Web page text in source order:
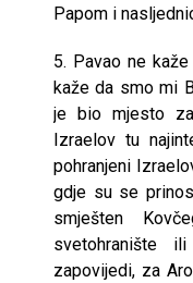
Papom i
5. Pavao ne
kaže da smo mi
je bio mjesto
Izraelov tu
pohranjeni
gdje su se
smješten
svetohranište
zapovijedi, za